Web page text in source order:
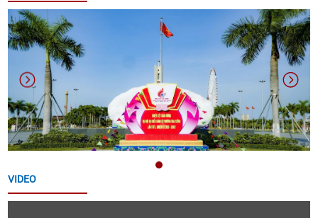
NGÀNH GIÁO DỤC VÀ ĐÀO TẠO PHƯỜNG NĂM HỌC
2025-2026 CỦA PHƯỜNG HÒA CƯỜNG
THÔNG BÁO ĐƯỜNG DÂY NÓNG PHỤC VỤ DIFF
2026 CỦA UBND THÀNH PHỐ ĐÀ NẴNG
THÔNG BÁO ĐĂNG KÝ THAM GIA HỘI CHỢ TRIỂN
LÃM HÀNG CÔNG NGHIỆP NÔNG THÔN – KHƠI
NGUỒN ĐỔI MỚI, THÚC ĐẨY THƯƠNG HIỆU VIỆT
VIDEO